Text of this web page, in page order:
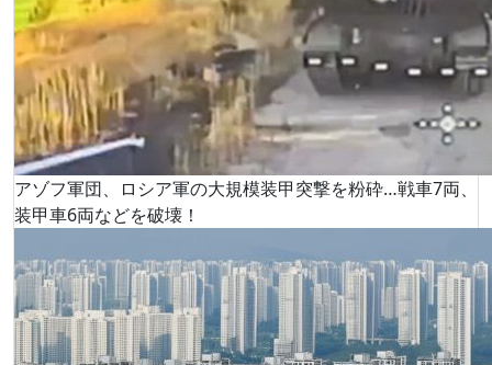
アゾフ軍団、ロシア軍の大規模装甲突撃を粉砕…戦車7両、
装甲車6両などを破壊！